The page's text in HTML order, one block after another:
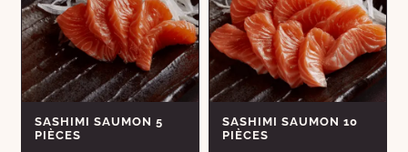
SASHIMI SAUMON 5
PIÈCES
SASHIMI SAUMON 10
PIÈCES